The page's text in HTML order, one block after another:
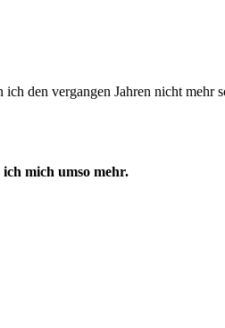
den vergangen Jahren nicht
mich umso mehr.